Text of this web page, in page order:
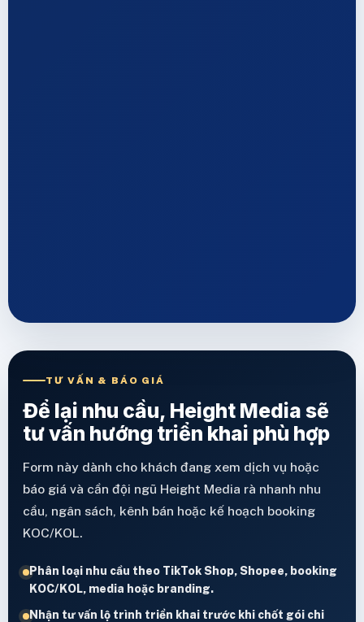
TƯ VẤN & BÁO GIÁ
Để lại nhu cầu, Height Media sẽ
tư vấn hướng triển khai phù hợp
Form này dành cho khách đang xem dịch vụ hoặc
báo giá và cần đội ngũ Height Media rà nhanh nhu
cầu, ngân sách, kênh bán hoặc kế hoạch booking
KOC/KOL.
Phân loại nhu cầu theo TikTok Shop, Shopee, booking
KOC/KOL, media hoặc branding.
Nhận tư vấn lộ trình triển khai trước khi chốt gói chi